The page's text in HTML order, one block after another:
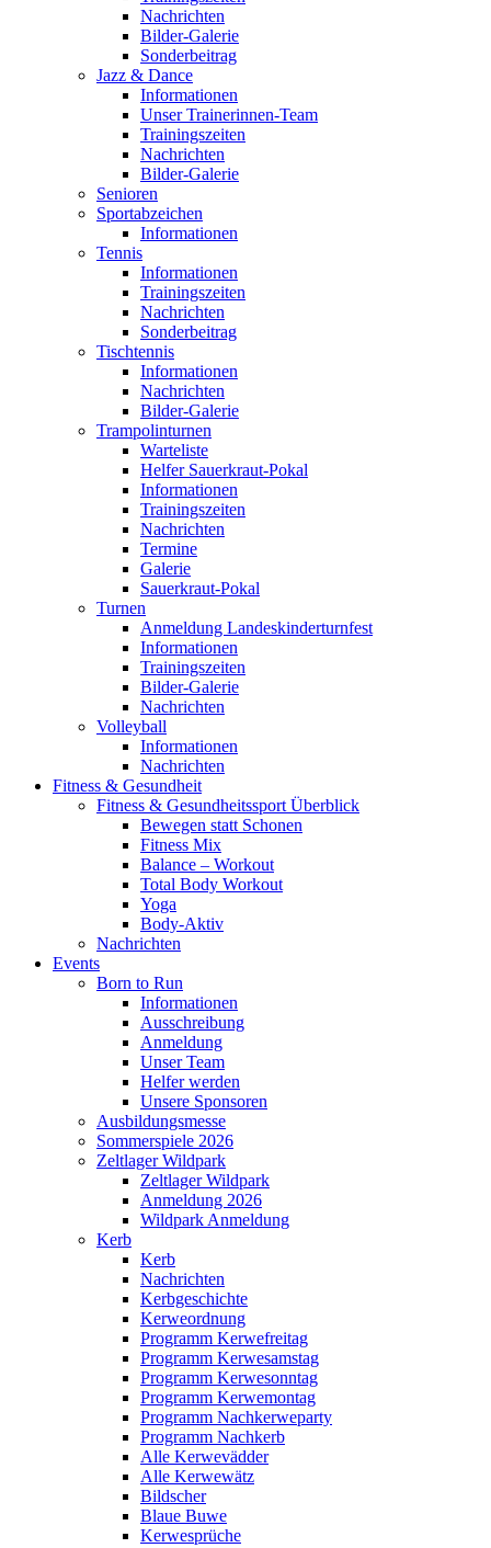
Nachrichten
Bilder-Galerie
Sonderbeitrag
Jazz & Dance
Informationen
Unser Trainerinnen-Team
Trainingszeiten
Nachrichten
Bilder-Galerie
Senioren
Sportabzeichen
Informationen
Tennis
Informationen
Trainingszeiten
Nachrichten
Sonderbeitrag
Tischtennis
Informationen
Nachrichten
Bilder-Galerie
Trampolinturnen
Warteliste
Helfer Sauerkraut-Pokal
Informationen
Trainingszeiten
Nachrichten
Termine
Galerie
Sauerkraut-Pokal
Turnen
Anmeldung Landeskinderturnfest
Informationen
Trainingszeiten
Bilder-Galerie
Nachrichten
Volleyball
Informationen
Nachrichten
Fitness & Gesundheit
Fitness & Gesundheitssport Überblick
Bewegen statt Schonen
Fitness Mix
Balance – Workout
Total Body Workout
Yoga
Body-Aktiv
Nachrichten
Events
Born to Run
Informationen
Ausschreibung
Anmeldung
Unser Team
Helfer werden
Unsere Sponsoren
Ausbildungsmesse
Sommerspiele 2026
Zeltlager Wildpark
Zeltlager Wildpark
Anmeldung 2026
Wildpark Anmeldung
Kerb
Kerb
Nachrichten
Kerbgeschichte
Kerweordnung
Programm Kerwefreitag
Programm Kerwesamstag
Programm Kerwesonntag
Programm Kerwemontag
Programm Nachkerweparty
Programm Nachkerb
Alle Kerwevädder
Alle Kerwewätz
Bildscher
Blaue Buwe
Kerwesprüche